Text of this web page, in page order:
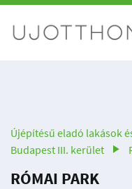
Újépítésű eladó lakások
Budapest III. kerület
RÓMAI PARK